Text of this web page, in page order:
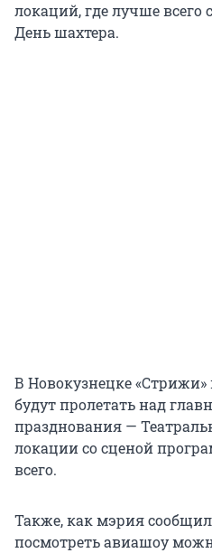
локаций, где лучше всего
День шахтера.
В Новокузнецке
будут пролетать над
празднования —
локации со сценой
всего.
Также, как мэрия
посмотреть авиашоу